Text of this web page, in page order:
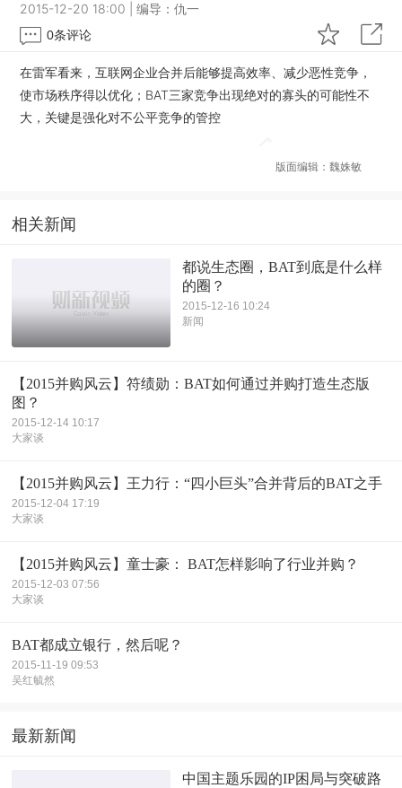
2015-12-20 18:00 |编导：仇一
0条评论
在雷军看来，互联网企业合并后能够提高效率、减少恶性竞争，
使市场秩序得以优化；BAT三家竞争出现绝对的寡头的可能性不
大，关键是强化对不公平竞争的管控
版面编辑：魏姝敏
相关新闻
都说生态圈，BAT到底是什么样
的圈？
2015-12-16 10:24
新闻
【2015并购风云】符绩勋：BAT如何通过并购打造生态版
图？
2015-12-14 10:17
大家谈
【2015并购风云】王力行：“四小巨头”合并背后的BAT之手
2015-12-04 17:19
大家谈
【2015并购风云】童士豪： BAT怎样影响了行业并购？
2015-12-03 07:56
大家谈
BAT都成立银行，然后呢？
2015-11-19 09:53
吴红毓然
最新新闻
中国主题乐园的IP困局与突破路